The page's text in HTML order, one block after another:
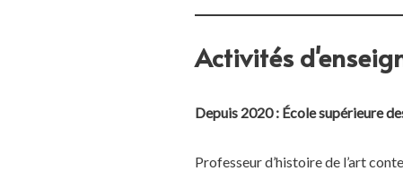
Activités
Depuis 2020 : École supérieure
Professeur d’histoire de l’art